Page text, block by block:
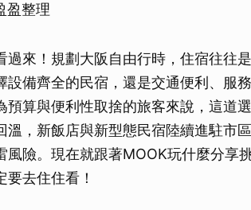
盈整理
過來！規劃大阪自由行時，住宿往往
設備齊全的民宿，還是交通便利、服
預算與便利性取捨的旅客來說，這道
溫，新飯店與新型態民宿陸續進駐市
風險。現在就跟著MOOK玩什麼分享
去住住看！